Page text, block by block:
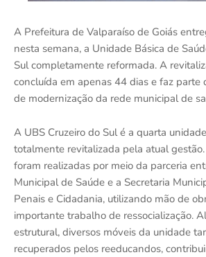
A Prefeitura de Valparaíso de Goiás
nesta semana, a Unidade Básica de
Sul completamente reformada. A
concluída em apenas 44 dias e faz parte
de modernização da rede municipal de
A UBS Cruzeiro do Sul é a quarta
totalmente revitalizada pela atual
foram realizadas por meio da parceria
Municipal de Saúde e a Secretaria
Penais e Cidadania, utilizando mão de
importante trabalho de ressocialização.
estrutural, diversos móveis da unidade
recuperados pelos reeducandos,